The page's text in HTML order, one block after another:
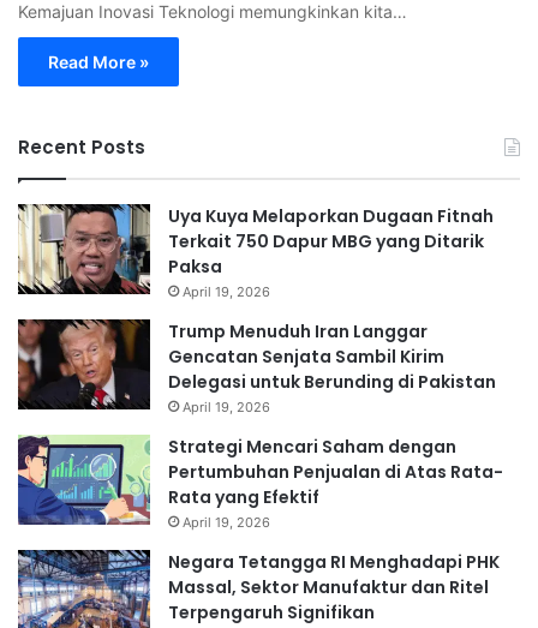
Kemajuan Inovasi Teknologi memungkinkan kita…
Read More »
Recent Posts
Uya Kuya Melaporkan Dugaan Fitnah
Terkait 750 Dapur MBG yang Ditarik
Paksa
April 19, 2026
Trump Menuduh Iran Langgar
Gencatan Senjata Sambil Kirim
Delegasi untuk Berunding di Pakistan
April 19, 2026
Strategi Mencari Saham dengan
Pertumbuhan Penjualan di Atas Rata-
Rata yang Efektif
April 19, 2026
Negara Tetangga RI Menghadapi PHK
Massal, Sektor Manufaktur dan Ritel
Terpengaruh Signifikan